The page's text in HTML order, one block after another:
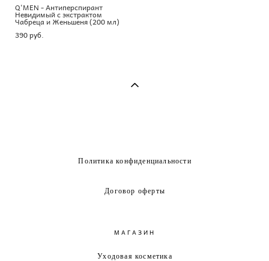
Q'MEN - Антиперспирант
Невидимый с экстрактом
Чабреца и Женьшеня (200 мл)
390 pуб.
Политика конфиденциальности
Договор оферты
МАГАЗИН
Уходовая косметика